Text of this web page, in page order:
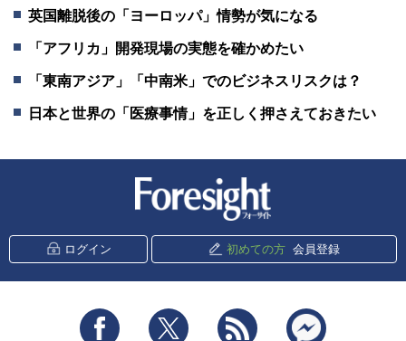
英国離脱後の「ヨーロッパ」情勢が気になる
「アフリカ」開発現場の実態を確かめたい
「東南アジア」「中南米」でのビジネスリスクは？
日本と世界の「医療事情」を正しく押さえておきたい
ログイン 初めての方 会員登録
Facebook Twitter RSS